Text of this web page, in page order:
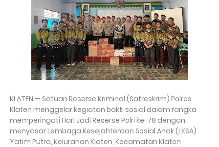
KLATEN — Satuan Reserse Kriminal (Satreskrim) Polres
Klaten menggelar kegiatan bakti sosial dalam rangka
memperingati Hari Jadi Reserse Polri ke-78 dengan
menyasar Lembaga Kesejahteraan Sosial Anak (LKSA)
Yatim Putra, Kelurahan Klaten, Kecamatan Klaten